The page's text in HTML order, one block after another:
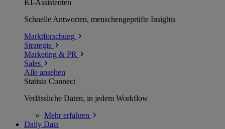
KI-Assistenten
Schnelle Antworten, menschengeprüfte Insights
Marktforschung
Strategie
Marketing & PR
Sales
Alle ansehen
Statista Connect
Verlässliche Daten, in jedem Workflow
Mehrerfahren
Daily Data